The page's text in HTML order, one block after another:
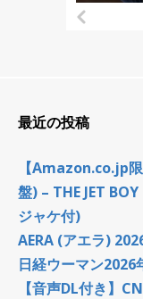
最近の投稿
【Amazon.co.jp
盤) – THE JET
ジャケ付)
AERA (アエラ)
日経ウーマン2026
【音声DL付き】